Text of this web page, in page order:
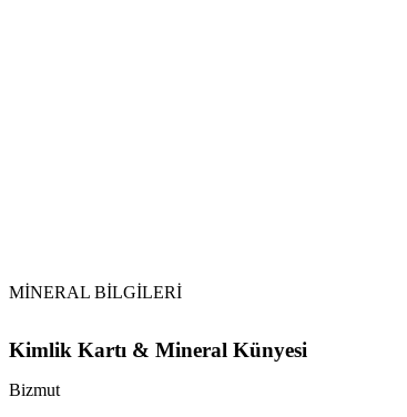
MİNERAL BİLGİLERİ
Kimlik Kartı & Mineral Künyesi
Bizmut